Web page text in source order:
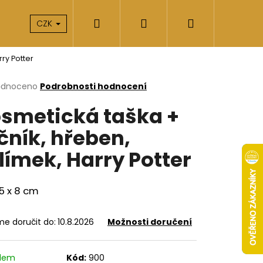
O nás
CZK Přihlášení
Potter
Podrobnosti hodnocení
taška +
hřeben,
Harry Potter
x 8 cm
doručit do: 10.8.2026 Možnosti doručení
Kód: 900
Následující